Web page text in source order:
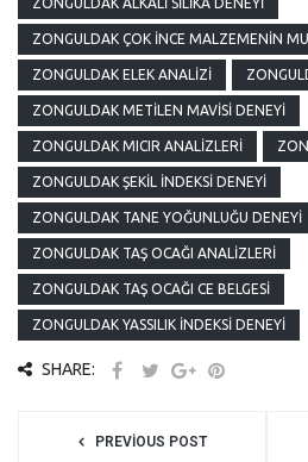
ZONGULDAK ÇOK İNCE MALZEMENIN
ZONGULDAK ELEK ANALIZI
ZONGULDAK METILEN MAVISI DENEYI
ZONGULDAK MICIR ANALIZLERI
ZONGULDAK ŞEKIL İNDEKSI DENEYI
ZONGULDAK TANE YOĞUNLUĞU DENEYI
ZONGULDAK TAŞ OCAĞI ANALIZLERI
ZONGULDAK TAŞ OCAĞI CE BELGESI
ZONGULDAK YASSILIK İNDEKSI DENEYI
SHARE:
PREVIOUS POST